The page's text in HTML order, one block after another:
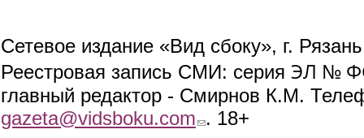
Сетевое издание «Вид сбоку», г.
Реестровая запись СМИ: серия ЭЛ №
главный редактор - Смирнов К.М.
gazeta@vidsboku.com (link sends e-mail)
. 18+